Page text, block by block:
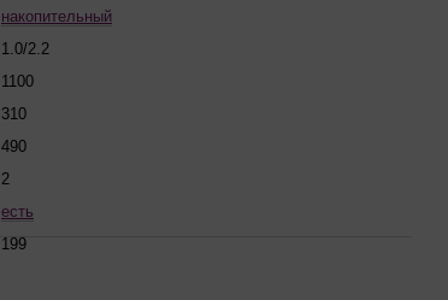
накопительный
1.0/2.2
1100
310
490
2
есть
199